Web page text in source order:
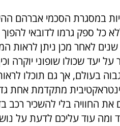
במסגרת הסכמי אברהם
כל ספק גרמו לדובאי
לאחר מכן ניתן לראות
יעד שכולו שופוני יוקרה
בעולם, אך גם תוכלו
אינטראקטיבית מתקדמת אחת
החוויה בלי להשכיר רכב
ומה עוד עליכם לדעת על